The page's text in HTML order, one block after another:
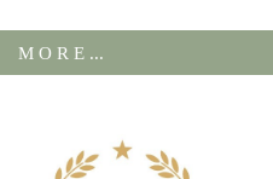
M O R E ...